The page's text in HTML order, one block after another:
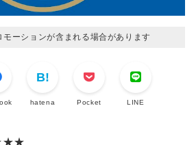
ーションが含まれる場合があります
hatena Pocket LINE